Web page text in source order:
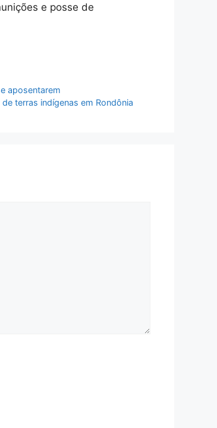
e posse de
aposentarem
terras indígenas em Rondônia